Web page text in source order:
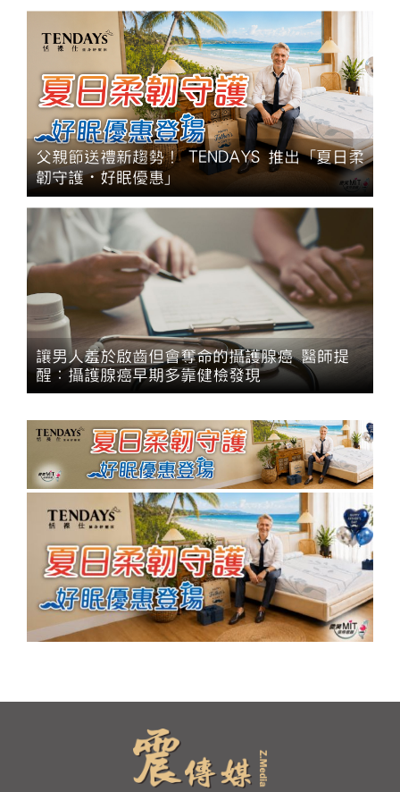
父親節送禮新趨勢！ TENDAYS 推出「夏日柔
韌守護・好眠優惠」
讓男人羞於啟齒但會奪命的攝護腺癌 醫師提
醒：攝護腺癌早期多靠健檢發現